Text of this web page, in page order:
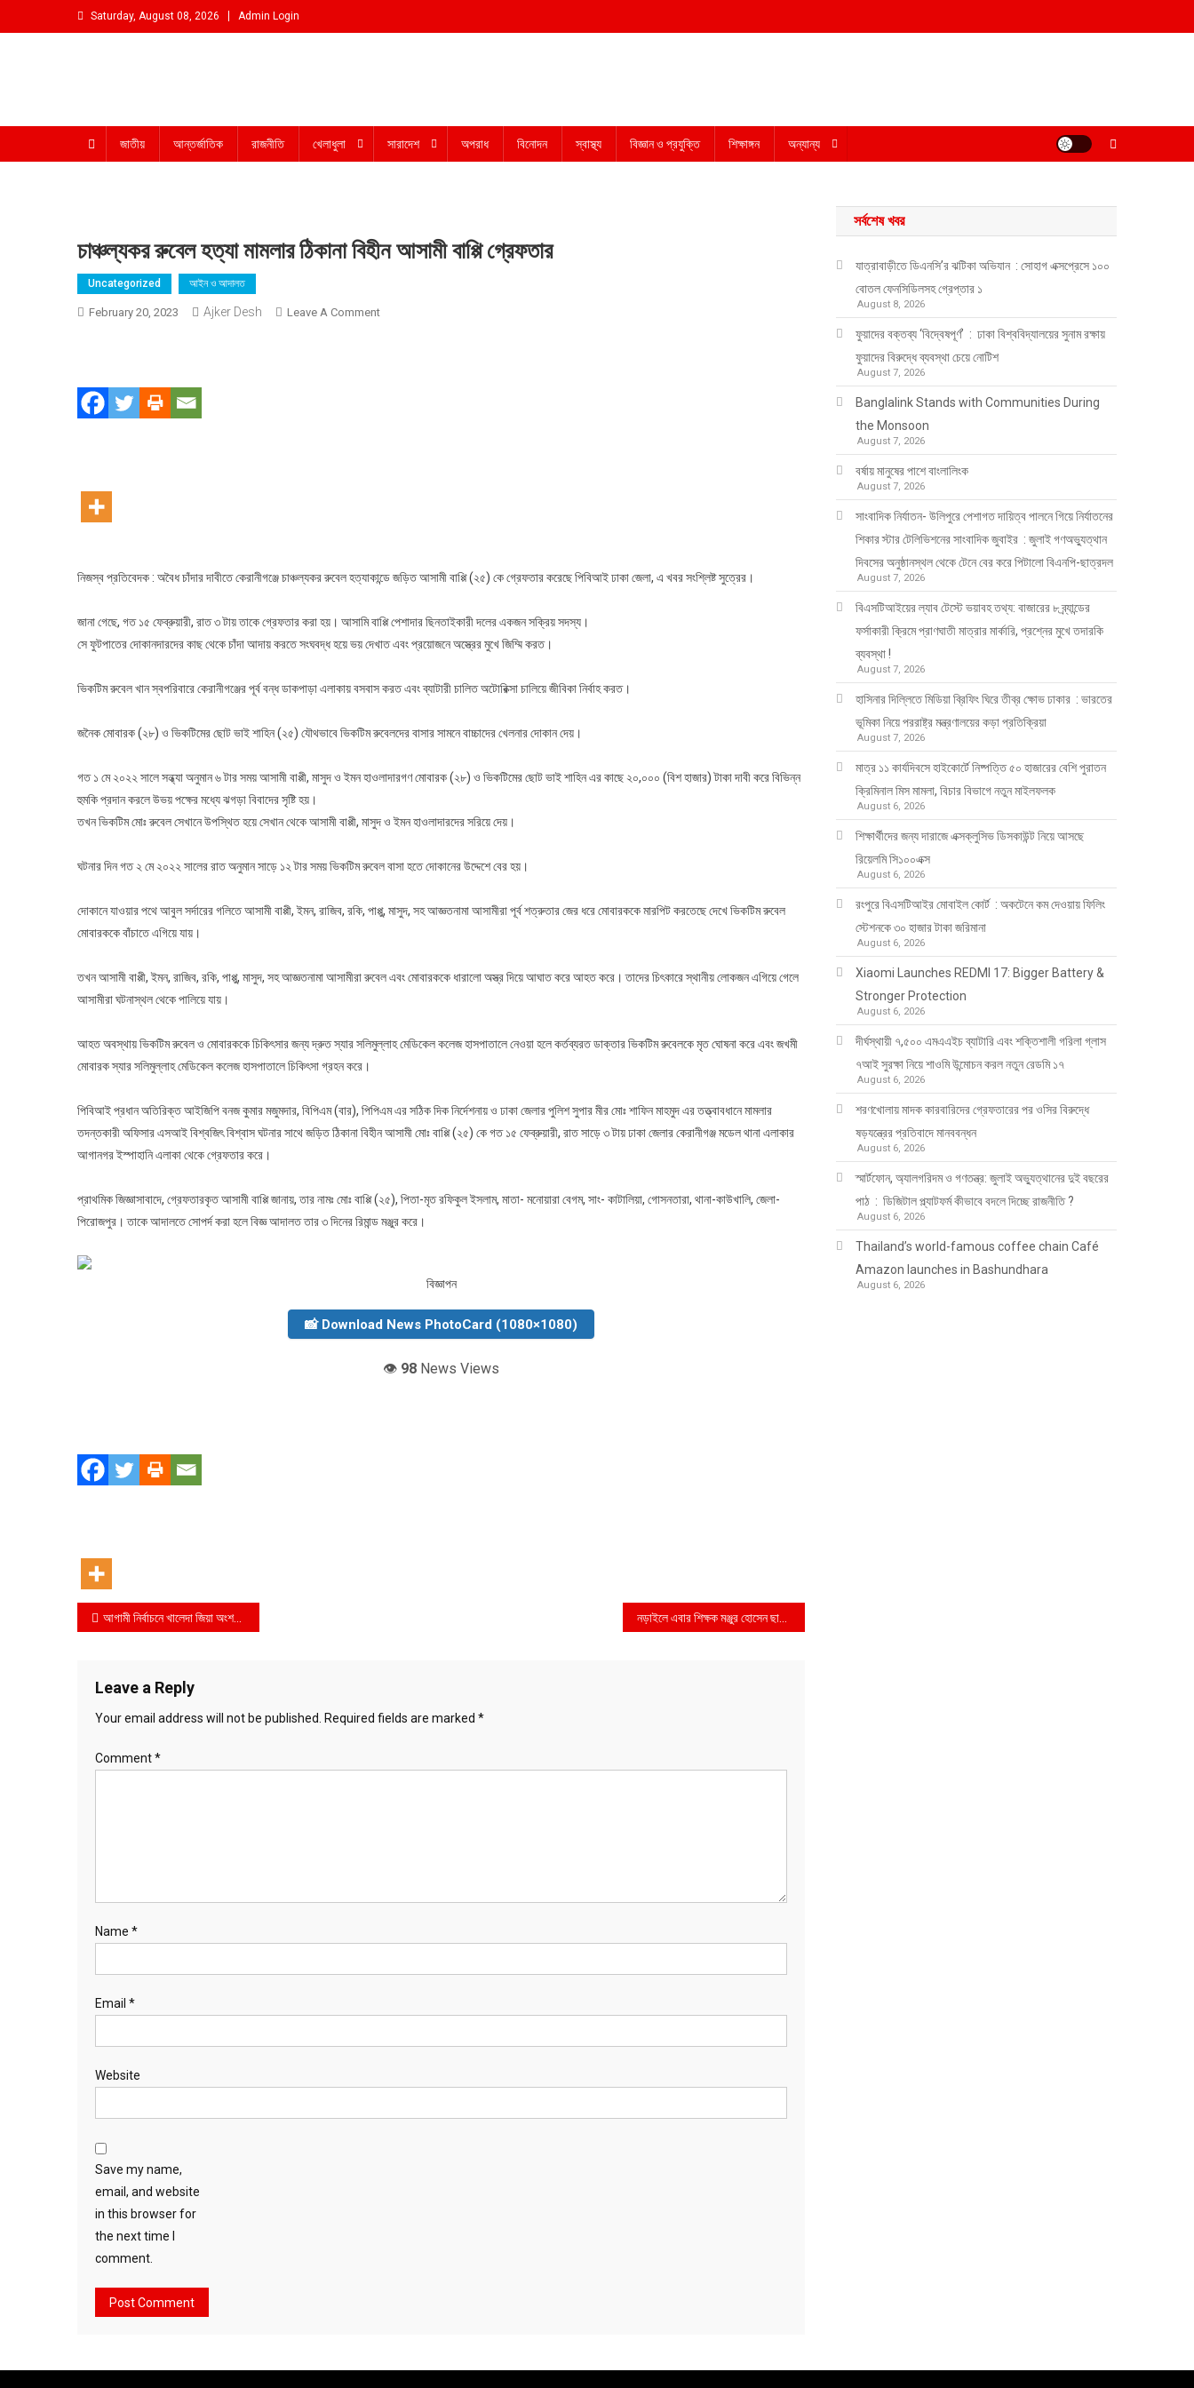
to
Saturday, August 08, 2026 Admin Login
জাতীয় আন্তর্জাতিক রাজনীতি খেলাধুলা সারাদেশ অপরাধ বিনোদন স্বাস্থ্য বিজ্ঞান ও প্রযুক্তি শিক্ষাঙ্গন অন্যান্য
চাঞ্চল্যকর রুবেল হত্যা মামলার ঠিকানা বিহীন আসামী বাপ্পি গ্রেফতার
Uncategorized আইন ও আদালত
February 20, 2023 Ajker Desh Leave A CommentOn
নিজস্ব প্রতিবেদক : অবৈধ চাঁদার দাবীতে কেরানীগঞ্জে চাঞ্চল্যকর রুবেল হত্যাকান্ডে জড়িত আসামী বাপ্পি (২৫) কে গ্রেফতার করেছে পিবিআই ঢাকা জেলা, এ খবর সংশ্লিষ্ট সুত্রের।
জানা গেছে, গত ১৫ ফেব্রুয়ারী, রাত ৩ টায় তাকে গ্রেফতার করা হয়। আসামি বাপ্পি পেশাদার ছিনতাইকারী দলের একজন সক্রিয় সদস্য।
সে ফুটপাতের দোকানদারদের কাছ থেকে চাঁদা আদায় করতে সংঘবদ্ধ হয়ে ভয় দেখাত এবং প্রয়োজনে অস্ত্রের মুখে জিম্মি করত।
ভিকটিম রুবেল খান স্বপরিবারে কেরানীগঞ্জের পূর্ব বন্ধ ডাকপাড়া এলাকায় বসবাস করত এবং ব্যাটারী চালিত অটোরিক্সা চালিয়ে জীবিকা নির্বাহ করত।
জনৈক মোবারক (২৮) ও ভিকটিমের ছোট ভাই শাহিন (২৫) যৌথভাবে ভিকটিম রুবেলদের বাসার সামনে বাচ্চাদের খেলনার দোকান দেয়।
গত ১ মে ২০২২ সালে সন্ধ্যা অনুমান ৬ টার সময় আসামী বাপ্পী, মাসুদ ও ইমন হাওলাদারগণ মোবারক (২৮) ও ভিকটিমের ছোট ভাই শাহিন এর কাছে ২০,০০০ (বিশ হাজার) টাকা দাবী করে বিভিন্ন
হুমকি প্রদান করলে উভয় পক্ষের মধ্যে ঝগড়া বিবাদের সৃষ্টি হয়।
তখন ভিকটিম মোঃ রুবেল সেখানে উপস্থিত হয়ে সেখান থেকে আসামী বাপ্পী, মাসুদ ও ইমন হাওলাদারদের সরিয়ে দেয়।
ঘটনার দিন গত ২ মে ২০২২ সালের রাত অনুমান সাড়ে ১২ টার সময় ভিকটিম রুবেল বাসা হতে দোকানের উদ্দেশে বের হয়।
দোকানে যাওয়ার পথে আবুল সর্দারের গলিতে আসামী বাপ্পী, ইমন, রাজিব, রকি, পাপ্পু, মাসুদ, সহ আজ্ঞতনামা আসামীরা পূর্ব শত্রুতার জের ধরে মোবারককে মারপিট করতেছে দেখে ভিকটিম রুবেল
মোবারককে বাঁচাতে এগিয়ে যায়।
তখন আসামী বাপ্পী, ইমন, রাজিব, রকি, পাপ্পু, মাসুদ, সহ আজ্ঞতনামা আসামীরা রুবেল এবং মোবারককে ধারালো অস্ত্র দিয়ে আঘাত করে আহত করে। তাদের চিৎকারে স্থানীয় লোকজন এগিয়ে গেলে
আসামীরা ঘটনাস্থল থেকে পালিয়ে যায়।
আহত অবস্থায় ভিকটিম রুবেল ও মোবারককে চিকিৎসার জন্য দ্রুত স্যার সলিমুল্লাহ মেডিকেল কলেজ হাসপাতালে নেওয়া হলে কর্তব্যরত ডাক্তার ভিকটিম রুবেলকে মৃত ঘোষনা করে এবং জখমী
মোবারক স্যার সলিমুল্লাহ মেডিকেল কলেজ হাসপাতালে চিকিৎসা গ্রহন করে।
পিবিআই প্রধান অতিরিক্ত আইজিপি বনজ কুমার মজুমদার, বিপিএম (বার), পিপিএম এর সঠিক দিক নির্দেশনায় ও ঢাকা জেলার পুলিশ সুপার মীর মোঃ শাফিন মাহমুদ এর তত্ত্বাবধানে মামলার
তদন্তকারী অফিসার এসআই বিশ্বজিৎ বিশ্বাস ঘটনার সাথে জড়িত ঠিকানা বিহীন আসামী মোঃ বাপ্পি (২৫) কে গত ১৫ ফেব্রুয়ারী, রাত সাড়ে ৩ টায় ঢাকা জেলার কেরানীগঞ্জ মডেল থানা এলাকার
আগানগর ইস্পাহানি এলাকা থেকে গ্রেফতার করে।
প্রাথমিক জিজ্ঞাসাবাদে, গ্রেফতারকৃত আসামী বাপ্পি জানায়, তার নামঃ মোঃ বাপ্পি (২৫), পিতা-মৃত রফিকুল ইসলাম, মাতা- মনোয়ারা বেগম, সাং- কাটালিয়া, গোসনতারা, থানা-কাউখালি, জেলা-
পিরোজপুর। তাকে আদালতে সোপর্দ করা হলে বিজ্ঞ আদালত তার ৩ দিনের রিমান্ড মঞ্জুর করে।
বিজ্ঞাপন
📸 Download News PhotoCard (1080×1080)
👁️ 98 News Views
Post
আগামী নির্বাচনে খালেদা জিয়া অংশগ্রহণ করতে পারবে না– আইন,বিচার ও সংসদ বিষয়ক মন্ত্রী
Leave a Reply
Your email address will not be published. Required fields are marked *
Comment*
Name *
Email *
Website
Save my name,
email, and website
in this browser for
the next time I
comment.
সর্বশেষ খবর
যাত্রাবাড়ীতে ডিএনসি’র ঝটিকা অভিযান : সোহাগ এক্সপ্রেসে ১০০
বোতল ফেনসিডিলসহ গ্রেপ্তার ১
August 8, 2026
ফুয়াদের বক্তব্য ‘বিদ্বেষপূর্ণ’ : ঢাকা বিশ্ববিদ্যালয়ের সুনাম রক্ষায়
ফুয়াদের বিরুদ্ধে ব্যবস্থা চেয়ে নোটিশ
August 7, 2026
Banglalink Stands with Communities During
the Monsoon
August 7, 2026
বর্ষায় মানুষের পাশে বাংলালিংক
August 7, 2026
সাংবাদিক নির্যাতন- উলিপুরে পেশাগত দায়িত্ব পালনে গিয়ে নির্যাতনের
শিকার স্টার টেলিভিশনের সাংবাদিক জুবাইর : জুলাই গণঅভ্যুত্থান
দিবসের অনুষ্ঠানস্থল থেকে টেনে বের করে পিটালো বিএনপি-ছাত্রদল
August 7, 2026
বিএসটিআইয়ের ল্যাব টেস্টে ভয়াবহ তথ্য: বাজারের ৮ ব্র্যান্ডের
ফর্সাকারী ক্রিমে প্রাণঘাতী মাত্রার মার্কারি, প্রশ্নের মুখে তদারকি
ব্যবস্থা !
August 7, 2026
হাসিনার দিল্লিতে মিডিয়া ব্রিফিং ঘিরে তীব্র ক্ষোভ ঢাকার : ভারতের
ভূমিকা নিয়ে পররাষ্ট্র মন্ত্রণালয়ের কড়া প্রতিক্রিয়া
August 7, 2026
মাত্র ১১ কার্যদিবসে হাইকোর্টে নিষ্পত্তি ৫০ হাজারের বেশি পুরাতন
ক্রিমিনাল মিস মামলা, বিচার বিভাগে নতুন মাইলফলক
August 6, 2026
শিক্ষার্থীদের জন্য দারাজে এক্সক্লুসিভ ডিসকাউন্ট নিয়ে আসছে
রিয়েলমি সি১০০এক্স
August 6, 2026
রংপুরে বিএসটিআইর মোবাইল কোর্ট : অকটেনে কম দেওয়ায় ফিলিং
স্টেশনকে ৩০ হাজার টাকা জরিমানা
August 6, 2026
Xiaomi Launches REDMI 17: Bigger Battery &
Stronger Protection
August 6, 2026
দীর্ঘস্থায়ী ৭,৫০০ এমএএইচ ব্যাটারি এবং শক্তিশালী গরিলা গ্লাস
৭আই সুরক্ষা নিয়ে শাওমি উন্মোচন করল নতুন রেডমি ১৭
August 6, 2026
শরণখোলায় মাদক কারবারিদের গ্রেফতারের পর ওসির বিরুদ্ধে
ষড়যন্ত্রের প্রতিবাদে মানববন্ধন
August 6, 2026
স্মার্টফোন, অ্যালগরিদম ও গণতন্ত্র: জুলাই অভ্যুত্থানের দুই বছরের
পাঠ : ডিজিটাল প্ল্যাটফর্ম কীভাবে বদলে দিচ্ছে রাজনীতি ?
August 6, 2026
Thailand’s world-famous coffee chain Café
Amazon launches in Bashundhara
August 6, 2026